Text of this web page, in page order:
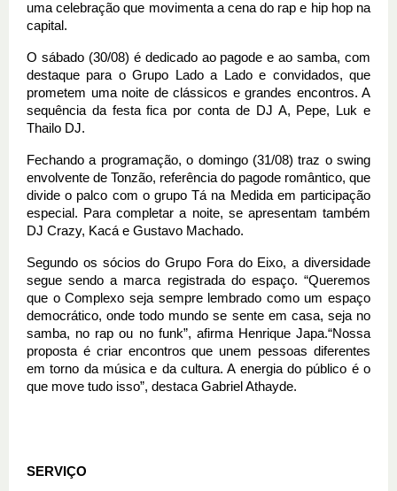
uma celebração que movimenta a cena do rap e hip hop na
capital.
O sábado (30/08) é dedicado ao pagode e ao samba, com
destaque para o Grupo Lado a Lado e convidados, que
prometem uma noite de clássicos e grandes encontros. A
sequência da festa fica por conta de DJ A, Pepe, Luk e
Thailo DJ.
Fechando a programação, o domingo (31/08) traz o swing
envolvente de Tonzão, referência do pagode romântico, que
divide o palco com o grupo Tá na Medida em participação
especial. Para completar a noite, se apresentam também
DJ Crazy, Kacá e Gustavo Machado.
Segundo os sócios do Grupo Fora do Eixo, a diversidade
segue sendo a marca registrada do espaço. “Queremos
que o Complexo seja sempre lembrado como um espaço
democrático, onde todo mundo se sente em casa, seja no
samba, no rap ou no funk”, afirma Henrique Japa.“Nossa
proposta é criar encontros que unem pessoas diferentes
em torno da música e da cultura. A energia do público é o
que move tudo isso”, destaca Gabriel Athayde.
SERVIÇO